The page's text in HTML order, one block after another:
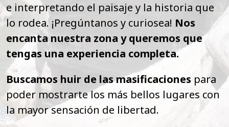
e interpretando el paisaje y la historia que
lo rodea. ¡Pregúntanos y curiosea! Nos
encanta nuestra zona y queremos que
tengas una experiencia completa.
Buscamos huir de las masificaciones para
poder mostrarte los más bellos lugares con
la mayor sensación de libertad.